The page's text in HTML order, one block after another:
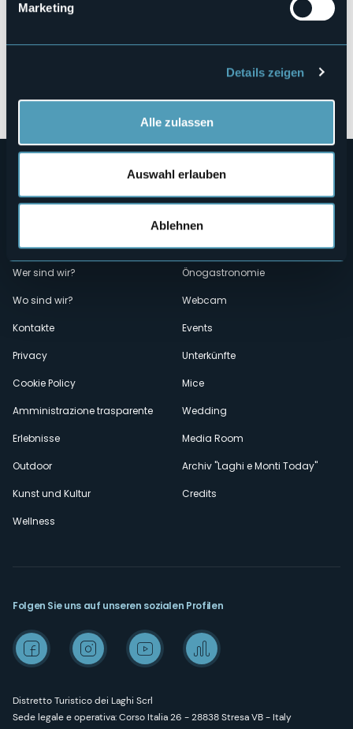
Marketing
Details zeigen
Alle zulassen
Auswahl erlauben
Ablehnen
Menù
secondario
Wer sind wir?
Wo sind wir?
Kontakte
Privacy
Cookie Policy
Amministrazione trasparente
Erlebnisse
Outdoor
Kunst und Kultur
Wellness
Önogastronomie
Webcam
Events
Unterkünfte
Mice
Wedding
Media Room
Archiv "Laghi e Monti Today"
Credits
Distretto Turistico dei Laghi Scrl
Sede legale e operativa: Corso Italia 26 - 28838 Stresa VB - Italy
Folgen Sie uns auf unseren sozialen Profilen